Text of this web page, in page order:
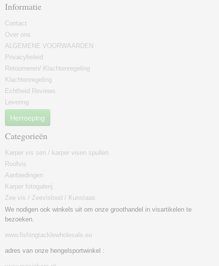
Informatie
Contact
Over ons
ALGEMENE VOORWAARDEN
Privacybeleid
Retourneren/ Klachtenregeling
Klachtenregeling
Echtheid Reviews
Levering
Herroeping
Categorieën
Karper vis sen / karper visen spullen
Roofvis
Aanbiedingen
Karper fotogalerij
Zee vis / Zeevislood / Kunstaas
We nodigen ook winkels uit om onze groothandel in visartikelen te
bezoeken.
www.fishingtacklewholesale.eu
adres van onze hengelsportwinkel :